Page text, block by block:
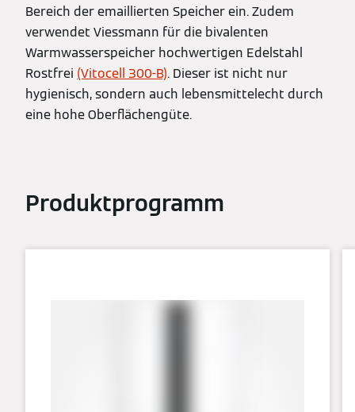
Bereich der emaillierten Speicher ein. Zudem
verwendet Viessmann für die bivalenten
Warmwasserspeicher hochwertigen Edelstahl
Rostfrei (Vitocell 300-B). Dieser ist nicht nur
hygienisch, sondern auch lebensmittelecht durch
eine hohe Oberflächengüte.
Produktprogramm